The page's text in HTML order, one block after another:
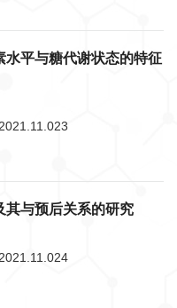
水平与糖代谢状态的特征
其与预后关系的研究